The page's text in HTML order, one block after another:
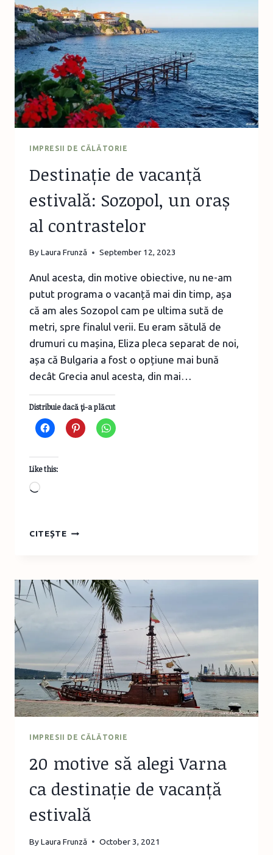
SARE
DE
LA
BURGAS
IMPRESII DE CĂLĂTORIE
Destinație de vacanță
estivală: Sozopol, un oraș
al contrastelor
ByLaura Frunză September 12, 2023
Anul acesta, din motive obiective, nu ne-am
putut programa o vacanță mai din timp, așa
că am ales Sozopol cam pe ultima sută de
metri, spre finalul verii. Eu eram sătulă de
drumuri cu mașina, Eliza pleca separat de noi,
așa că Bulgaria a fost o opțiune mai bună
decât Grecia anul acesta, din mai…
Distribuie dacă ţi-a plăcut
Like this:
Loading…
CITEȘTEDESTINAȚIE
SOZOPOL,
UN
ORAȘ
CONTRASTELOR
IMPRESII DE CĂLĂTORIE
20 motive să alegi Varna
ca destinație de vacanță
estivală
ByLaura Frunză October 3, 2021